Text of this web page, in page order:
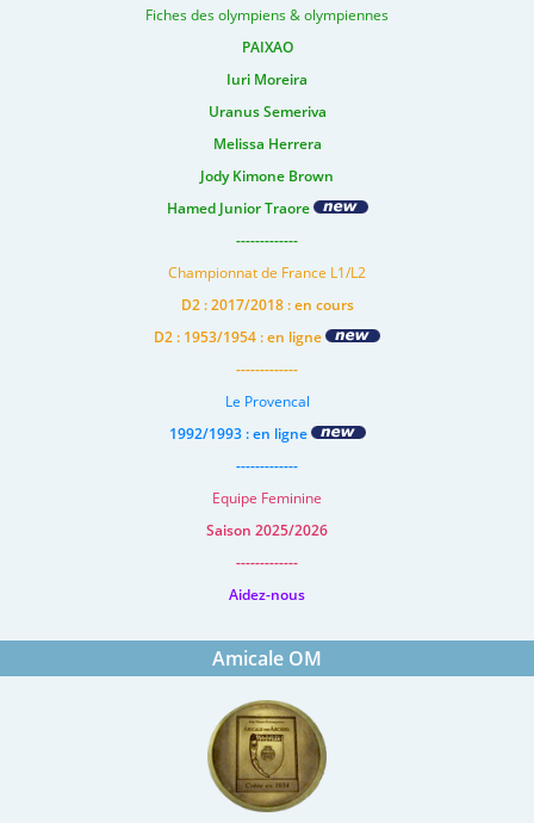
Fiches des olympiens & olympiennes
PAIXAO
Iuri Moreira
Uranus Semeriva
Melissa Herrera
Jody Kimone Brown
Hamed Junior Traore
-------------
Championnat de France L1/L2
D2 : 2017/2018 : en cours
D2 : 1953/1954 : en ligne
-------------
Le Provencal
1992/1993 : en ligne
-------------
Equipe Feminine
Saison 2025/2026
-------------
Aidez-nous
Amicale OM